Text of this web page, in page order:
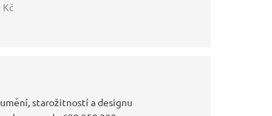
Kč
starožitností a designu